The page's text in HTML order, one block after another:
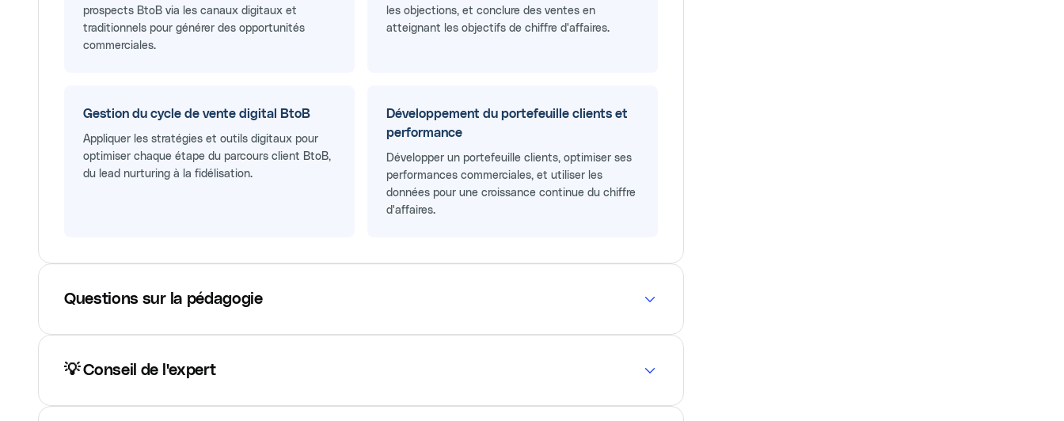
prospects BtoB via les canaux digitaux et
traditionnels pour générer des opportunités
commerciales.
les objections, et conclure des ventes en
atteignant les objectifs de chiffre d'affaires.
Gestion du cycle de vente digital BtoB
Appliquer les stratégies et outils digitaux pour
optimiser chaque étape du parcours client BtoB,
du lead nurturing à la fidélisation.
Développement du portefeuille clients et
performance
Développer un portefeuille clients, optimiser ses
performances commerciales, et utiliser les
données pour une croissance continue du chiffre
d'affaires.
Questions sur la pédagogie
💡 Conseil de l'expert